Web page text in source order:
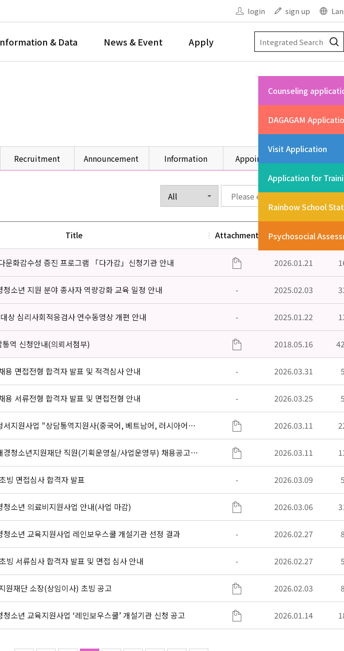
login sign up
& Data News & Event Apply
Counseling
DAGAGAM
Visit Application
Application for
Rainbow School
Psychosocial
Recruitment Announcement Information Appointment
Title Attachment Date
문화감수성 증진 프로그램 「다가감」신청기관 안내 2026.01.21
소년 지원 분야 종사자 역량강화 교육 일정 안내 - 2025.02.03
상 심리사회적응검사 연수동영상 개편 안내 - 2025.01.22
역 신청안내(의뢰서첨부) 2018.05.16
용 면접전형 합격자 발표 및 적격심사 안내 - 2026.03.31
용 서류전형 합격자 발표 및 면접전형 안내 - 2026.03.25
지원사업 "상담통역지원사(중국어, 베트남어, 러시아어어,
2026.03.11
청소년지원재단 직원(기획운영실/사업운영부) 채용공고
2026.03.11
빙 면접심사 합격자 발표 - 2026.03.09
소년 의료비지원사업 안내(사업 마감) 2026.03.06
소년 교육지원사업 레인보우스쿨 개설기관 선정 결과 - 2026.02.27
빙 서류심사 합격자 발표 및 면접 심사 안내 - 2026.02.27
원재단 소장(상임이사) 초빙 공고 2026.02.03
2026년 이주배경청소년 교육지원사업 ‘레인보우스쿨’ 개설기관 신청 공고 2026.01.14